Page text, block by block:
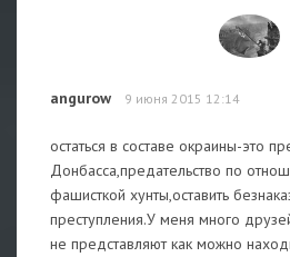
angurow 9 июня 2015 12:14
остаться в составе окраины-это
Донбасса,предательство по
фашисткой хунты,оставить
преступления.У меня много
не представляют как можно